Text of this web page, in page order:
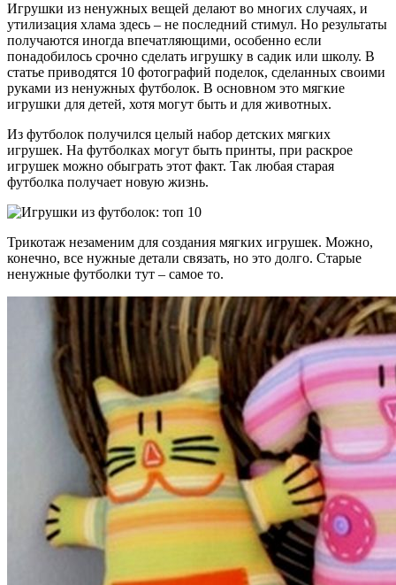
Игрушки из ненужных вещей делают во многих случаях, и
утилизация хлама здесь – не последний стимул. Но результаты
получаются иногда впечатляющими, особенно если
понадобилось срочно сделать игрушку в садик или школу. В
статье приводятся 10 фотографий поделок, сделанных своими
руками из ненужных футболок. В основном это мягкие
игрушки для детей, хотя могут быть и для животных.
Из футболок получился целый набор детских мягких
игрушек. На футболках могут быть принты, при раскрое
игрушек можно обыграть этот факт. Так любая старая
футболка получает новую жизнь.
Трикотаж незаменим для создания мягких игрушек. Можно,
конечно, все нужные детали связать, но это долго. Старые
ненужные футболки тут – самое то.